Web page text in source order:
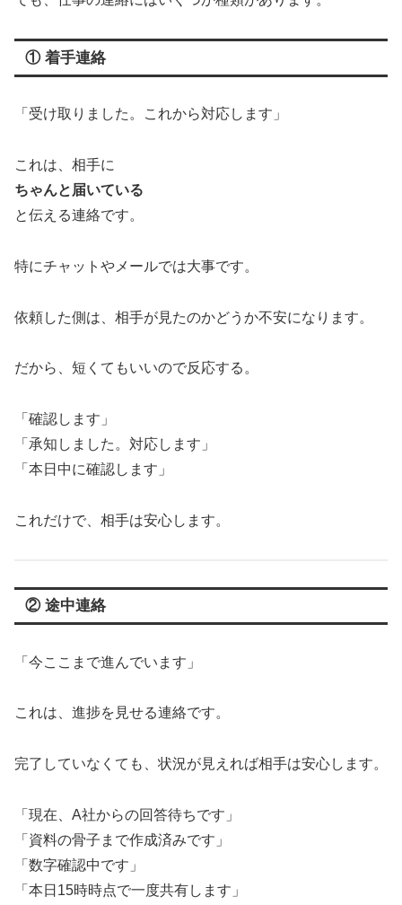
① 着手連絡
「受け取りました。これから対応します」
これは、相手に
ちゃんと届いている
と伝える連絡です。
特にチャットやメールでは大事です。
依頼した側は、相手が見たのかどうか不安になります。
だから、短くてもいいので反応する。
「確認します」
「承知しました。対応します」
「本日中に確認します」
これだけで、相手は安心します。
② 途中連絡
「今ここまで進んでいます」
これは、進捗を見せる連絡です。
完了していなくても、状況が見えれば相手は安心します。
「現在、A社からの回答待ちです」
「資料の骨子まで作成済みです」
「数字確認中です」
「本日15時時点で一度共有します」